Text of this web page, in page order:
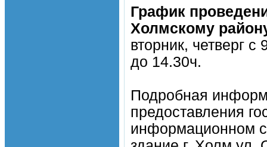
График
Холмскому
вторник, четверг
до 14.30ч.
Подробная
предоставления
информационном